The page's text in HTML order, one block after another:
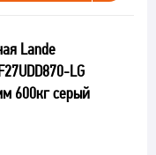
Lande
LG
600кг серый